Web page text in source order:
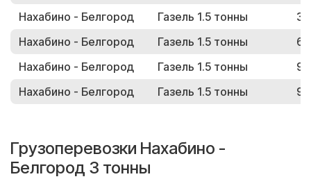
Нахабино - Белгород
Газель 1.5 тонны
Нахабино - Белгород
Газель 1.5 тонны
Нахабино - Белгород
Газель 1.5 тонны
Нахабино - Белгород
Газель 1.5 тонны
Грузоперевозки Нахабино -
Белгород 3 тонны